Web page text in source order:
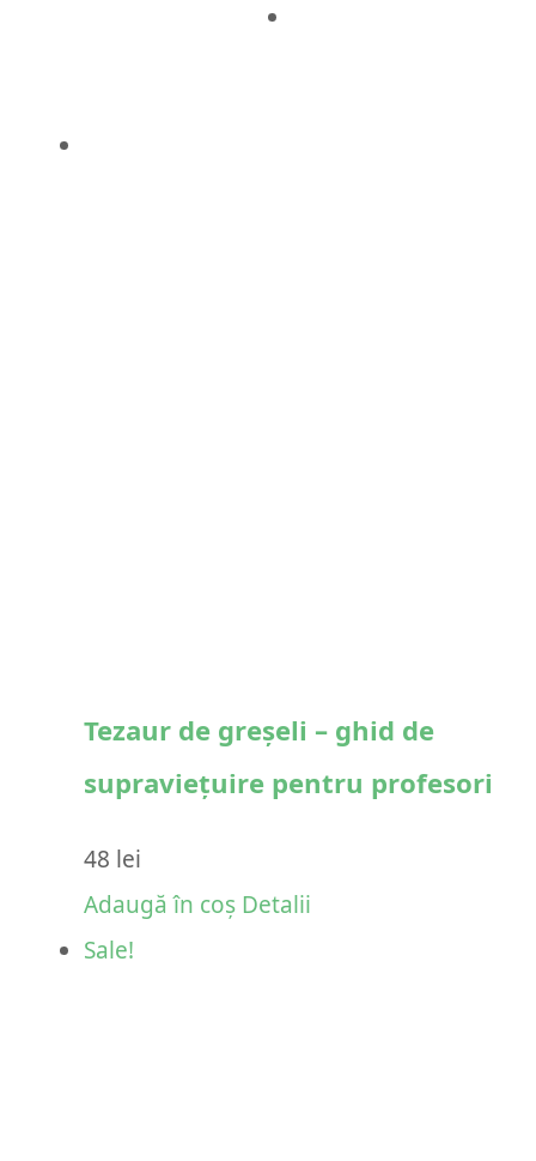
Tezaur de greșeli – ghid de
supraviețuire pentru profesori
48 lei
Adaugă în coș Detalii
Sale!